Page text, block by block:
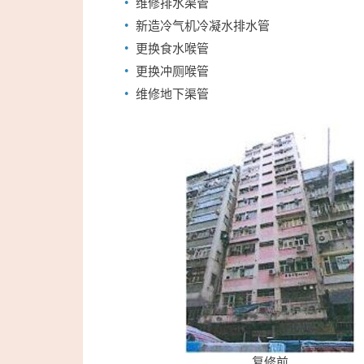
新造冷气机冷凝水排水管
更换食水喉管
更换冲厕喉管
维修地下渠管